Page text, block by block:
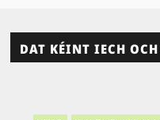
DAT KÉINT IECH